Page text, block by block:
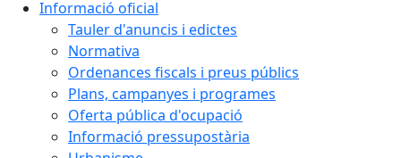
Informació oficial
Tauler d'anuncis i edictes
Normativa
Ordenances fiscals i preus públics
Plans, campanyes i programes
Oferta pública d'ocupació
Informació pressupostària